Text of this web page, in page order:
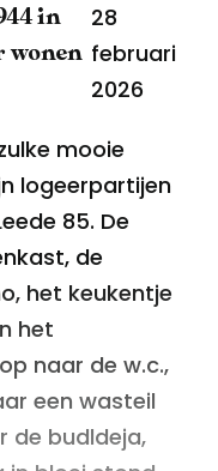
in
wonen
28
februari
2026
mooie
logeerpartijen
85. De
de
het keukentje
het
naar de w.c.,
een wasteil
de budldeja,